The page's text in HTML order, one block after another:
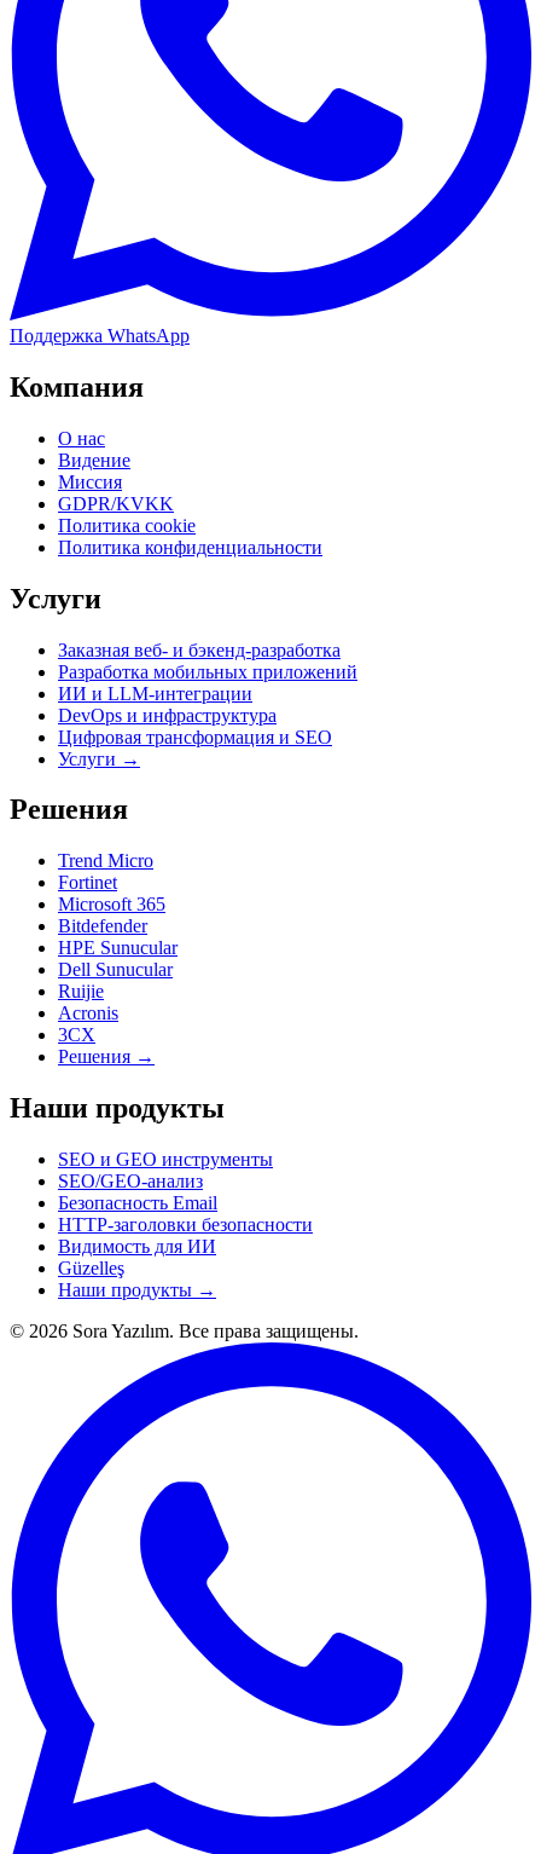
Поддержка WhatsApp
Компания
О нас
Видение
Миссия
GDPR/KVKK
Политика cookie
Политика конфиденциальности
Услуги
Заказная веб- и бэкенд-разработка
Разработка мобильных приложений
ИИ и LLM-интеграции
DevOps и инфраструктура
Цифровая трансформация и SEO
Услуги →
Решения
Trend Micro
Fortinet
Microsoft 365
Bitdefender
HPE Sunucular
Dell Sunucular
Ruijie
Acronis
3CX
Решения →
Наши продукты
SEO и GEO инструменты
SEO/GEO-анализ
Безопасность Email
HTTP-заголовки безопасности
Видимость для ИИ
Güzelleş
Наши продукты →
© 2026 Sora Yazılım. Все права защищены.